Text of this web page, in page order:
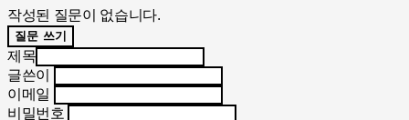
작성된 질문이 없습니다.
질문 쓰기
제목
글쓴이
이메일
비밀번호